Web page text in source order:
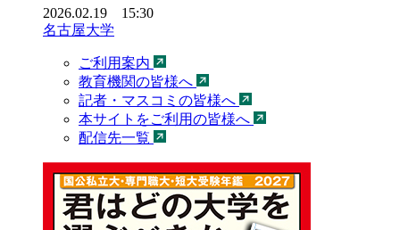
2026.02.19 15:30
名古屋大学
ご利用案内
教育機関の皆様へ
記者・マスコミの皆様へ
本サイトをご利用の皆様へ
配信先一覧